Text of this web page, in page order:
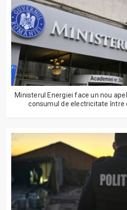
Ministerul Energiei face un nou
consumul de electricitate între